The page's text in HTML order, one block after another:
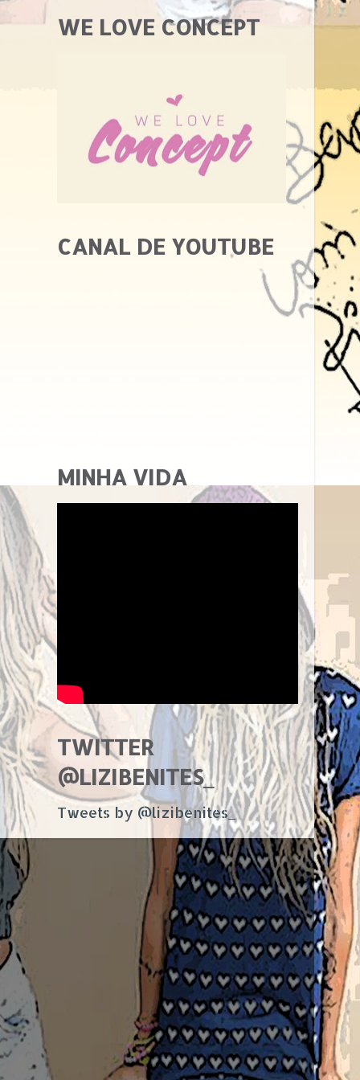
WE LOVE CONCEPT
CANAL DE YOUTUBE
MINHA VIDA
TWITTER
@LIZIBENITES_
Tweets by @lizibenites_